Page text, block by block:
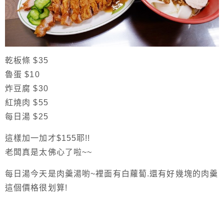
乾板條 $35
魯蛋 $10
炸豆腐 $30
紅燒肉 $55
每日湯 $25
這樣加一加才$155耶!!
老闆真是太佛心了啦~~
每日湯今天是肉羹湯喲~裡面有白蘿蔔.還有好幾塊的肉羹
這個價格很划算!